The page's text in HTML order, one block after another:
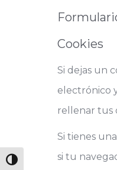
Alternar alto contraste
Cookies
Si dejas un
electrónico
rellenar tus
Si tienes
si tu